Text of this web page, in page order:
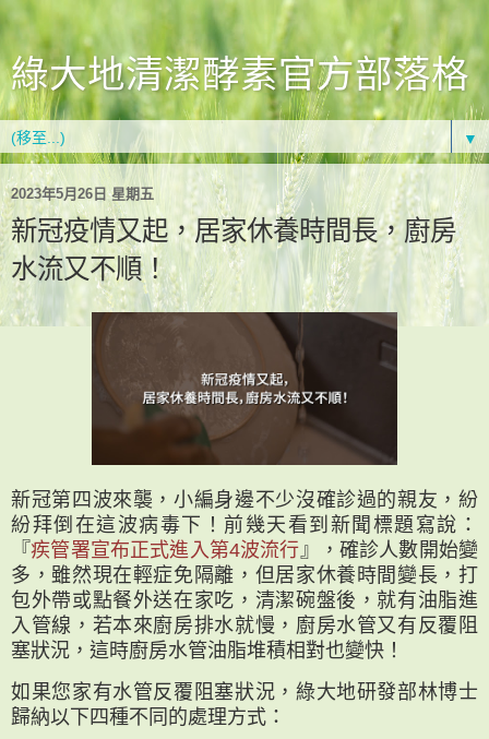
綠大地清潔酵素官方部落格
▼
2023年5月26日 星期五
新冠疫情又起，居家休養時間長，廚房
水流又不順！
新冠第四波來襲，小編身邊不少沒確診過的親友，紛
紛拜倒在這波病毒下！前幾天看到新聞標題寫說：
『疾管署宣布正式進入第4波流行 』，確診人數開始變
多，雖然現在輕症免隔離，但居家休養時間變長，打
包外帶或點餐外送在家吃，清潔碗盤後，就有油脂進
入管線，若本來廚房排水就慢，廚房水管又有反覆阻
塞狀況，這時廚房水管油脂堆積相對也變快！
如果您家有水管反覆阻塞狀況，綠大地研發部林博士
歸納以下四種不同的處理方式：